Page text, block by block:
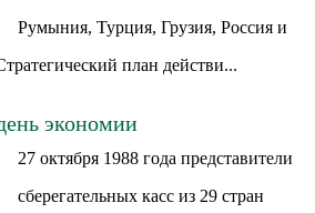
Румыния, Турция, Грузия, Россия и
план действи...
экономии
27 октября 1988 года представители
сберегательных касс из 29 стран